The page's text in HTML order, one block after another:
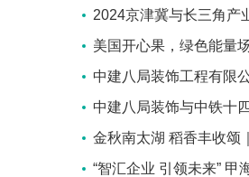
慧城市新篇章
2024京津冀与长三角产
在沪成功召开
美国开心果，绿色能
体验之旅
中建八局装饰工程有限
设计研究院有限公司签署
中建八局装饰与中铁十
标交流学习活动
金秋南太湖 稻香丰收颂
届丰收节开幕！
“智汇企业 引领未来” 甲